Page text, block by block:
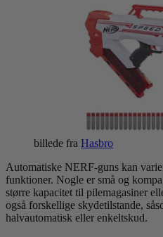
billede fra Hasbro
Automatiske NERF-guns kan
funktioner. Nogle er små og
større kapacitet til pilemagasiner
også forskellige skydetilstande,
halvautomatisk eller enkeltskud.